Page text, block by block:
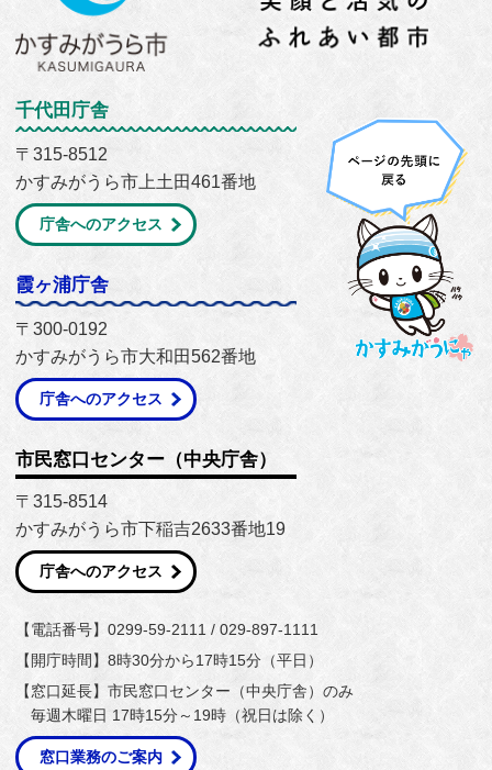
千代田庁舎
〒315-8512
かすみがうら市上土田461番地
庁舎へのアクセス
霞ヶ浦庁舎
〒300-0192
かすみがうら市大和田562番地
庁舎へのアクセス
市民窓口センター（中央庁舎）
〒315-8514
かすみがうら市下稲吉2633番地19
庁舎へのアクセス
【電話番号】0299-59-2111 / 029-897-1111
【開庁時間】8時30分から17時15分（平日）
【窓口延長】市民窓口センター（中央庁舎）のみ
毎週木曜日 17時15分～19時（祝日は除く）
窓口業務のご案内